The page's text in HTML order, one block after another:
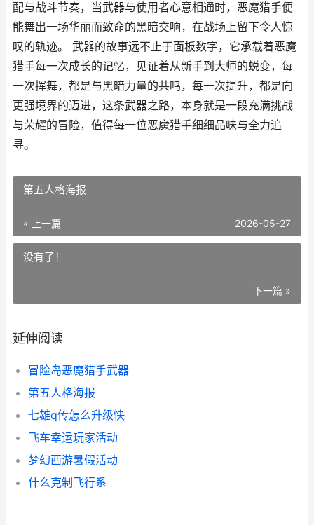
配与战斗节奏，当武器与使用者心意相通时，恶魔猎手便
能舞出一场华丽而致命的黑暗交响，在战场上留下令人惊
叹的轨迹。 武器的故事远不止于面板数字，它承载着恶魔
猎手每一次成长的记忆，见证着从新手到大师的蜕变，每
一次挥舞，都是与黑暗力量的共鸣，每一次提升，都是向
更强境界的迈进，这条武器之路，本身就是一段充满挑战
与荣耀的冒险，值得每一位恶魔猎手细细品味与全力追
寻。
第五人格海报
« 上一篇 2026-05-27
没有了！
下一篇 »
延伸阅读
冒险岛恶魔猎手武器
第五人格海报
七雄q传怎么升级快
飞车幸运玩家活动
梦幻西游暑假活动
什么克制飞行系